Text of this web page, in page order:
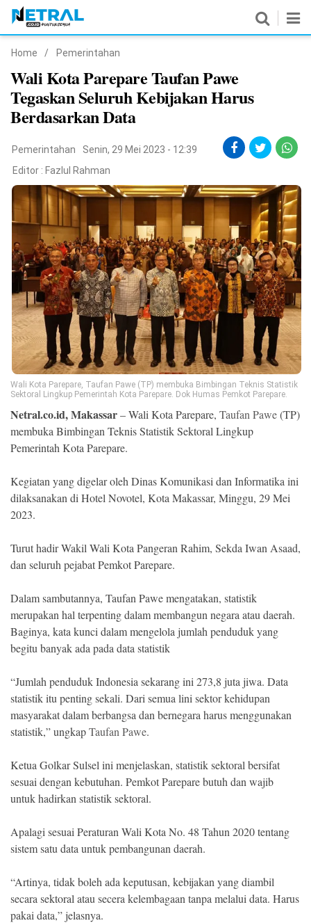
Nasional
Pemerintahan
Hukrim
Pendidikan
Peristiwa
Olahraga
Ekonomi
Memori
2026
NETRAL
.
Reserved
Home / Pemerintahan
Wali Kota Parepare Taufan Pawe
Tegaskan Seluruh Kebijakan Harus
Berdasarkan Data
Pemerintahan
Senin, 29 Mei 2023 - 12:39
Editor : Fazlul Rahman
Wali Kota Parepare, Taufan Pawe (TP) membuka Bimbingan Teknis Statistik
Sektoral Lingkup Pemerintah Kota Parepare. Dok Humas Pemkot Parepare.
Netral.co.id, Makassar– Wali Kota Parepare, Taufan Pawe(TP)
membuka Bimbingan Teknis Statistik Sektoral Lingkup
Pemerintah Kota Parepare.
Kegiatan yang digelar oleh Dinas Komunikasi dan Informatika ini
dilaksanakan di Hotel Novotel, Kota Makassar, Minggu, 29 Mei
2023.
Turut hadir Wakil Wali Kota Pangeran Rahim, Sekda Iwan Asaad,
dan seluruh pejabat Pemkot Parepare.
Dalam sambutannya, Taufan Pawe mengatakan, statistik
merupakan hal terpenting dalam membangun negara atau daerah.
Baginya, kata kunci dalam mengelola jumlah penduduk yang
begitu banyak ada pada data statistik
“Jumlah penduduk Indonesia sekarang ini 273,8 juta jiwa. Data
statistik itu penting sekali. Dari semua lini sektor kehidupan
masyarakat dalam berbangsa dan bernegara harus menggunakan
statistik,” ungkapTaufan Pawe.
Ketua Golkar Sulsel ini menjelaskan, statistik sektoral bersifat
sesuai dengan kebutuhan. Pemkot Parepare butuh dan wajib
untuk hadirkan statistik sektoral.
Apalagi sesuai Peraturan Wali Kota No. 48 Tahun 2020 tentang
sistem satu data untuk pembangunan daerah.
“Artinya, tidak boleh ada keputusan, kebijakan yang diambil
secara sektoral atau secera kelembagaan tanpa melalui data. Harus
pakai data,” jelasnya.